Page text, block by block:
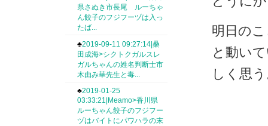
県さぬき市長尾 ルーちゃ
ん餃子のフジフーヅは入っ
たば...
♣2019-09-11 09:27:14|桑
田成海>シクトクガルスレ
ガルちゃんの姓名判断士市
木由み華先生と毒...
♣2019-01-25
03:33:21|Meamo>香川県
ルーちゃん餃子のフジフー
ヅはバイトにパワハラの末
明日の
と動い
しく思